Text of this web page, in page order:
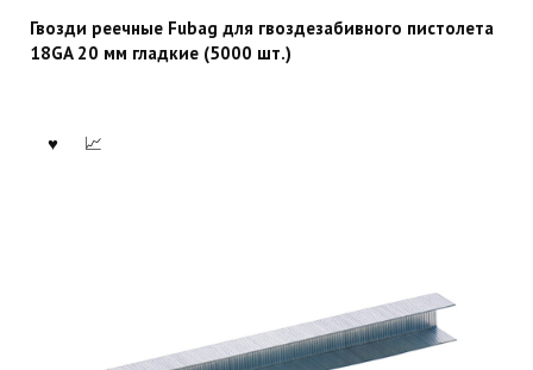
Гвозди реечные Fubag для гвоздезабивного пистолета
18GA 20 мм гладкие (5000 шт.)